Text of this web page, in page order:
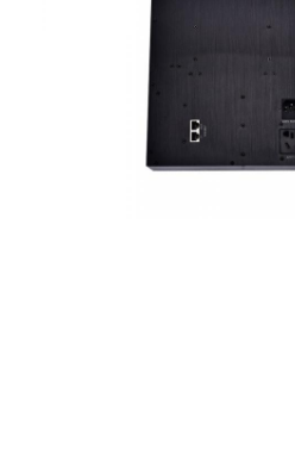
Verzögerter Stromanschluss
Vergrößerte Steckdose
Steckdosen für Turmstecker
Konferenztisch-Socketbox